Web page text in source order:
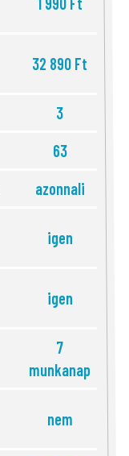
32 890 Ft
3
63
azonnali
igen
igen
7
munkanap
nem